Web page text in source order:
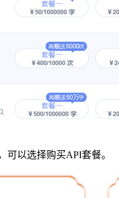
可以选择购买API套餐。